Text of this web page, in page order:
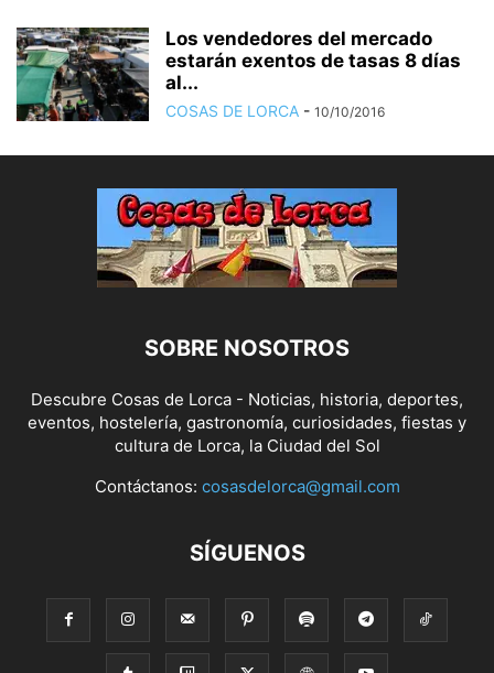
Los vendedores del mercado
estarán exentos de tasas 8 días
al...
COSAS DE LORCA - 10/10/2016
SOBRE NOSOTROS
Descubre Cosas de Lorca - Noticias, historia, deportes,
eventos, hostelería, gastronomía, curiosidades, fiestas y
cultura de Lorca, la Ciudad del Sol
Contáctanos: cosasdelorca@gmail.com
SÍGUENOS